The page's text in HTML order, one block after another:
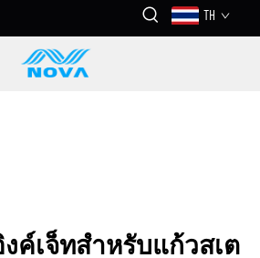
TH
ค์เจ็ทสำหรับแก้วสเต